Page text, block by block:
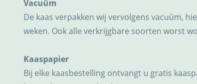
Vacuüm
De kaas verpakken wij vervolgens vacuüm,
weken. Ook alle verkrijgbare soorten worst
Kaaspapier
Bij elke kaasbestelling ontvangt u gratis